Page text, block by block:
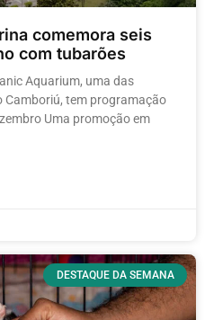
comemora seis
com tubarões
Aquarium, uma das
Camboriú, tem programação
Uma promoção em
DESTAQUE DA SEMANA